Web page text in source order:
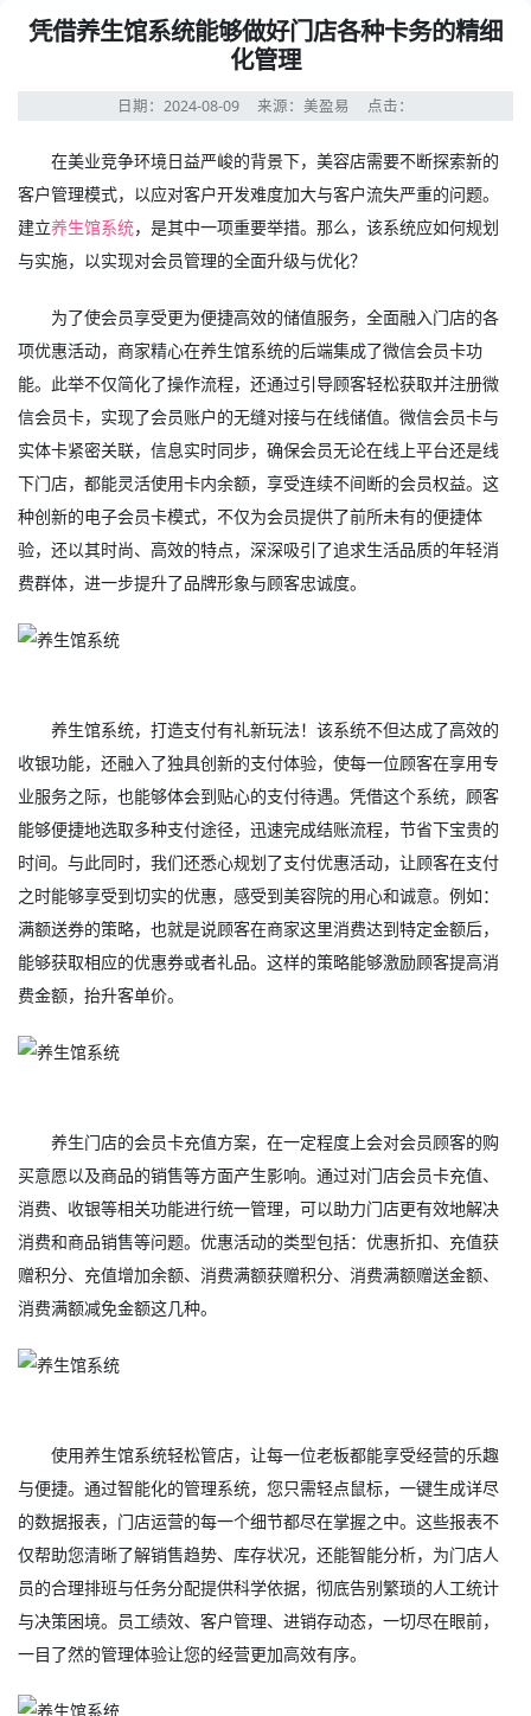
凭借养生馆系统能够做好门店各种卡务的精细
化管理
日期：2024-08-09 来源：美盈易 点击：
在美业竞争环境日益严峻的背景下，美容店需要不断探索新的
客户管理模式，以应对客户开发难度加大与客户流失严重的问题。
建立养生馆系统，是其中一项重要举措。那么，该系统应如何规划
与实施，以实现对会员管理的全面升级与优化？
为了使会员享受更为便捷高效的储值服务，全面融入门店的各
项优惠活动，商家精心在养生馆系统的后端集成了微信会员卡功
能。此举不仅简化了操作流程，还通过引导顾客轻松获取并注册微
信会员卡，实现了会员账户的无缝对接与在线储值。微信会员卡与
实体卡紧密关联，信息实时同步，确保会员无论在线上平台还是线
下门店，都能灵活使用卡内余额，享受连续不间断的会员权益。这
种创新的电子会员卡模式，不仅为会员提供了前所未有的便捷体
验，还以其时尚、高效的特点，深深吸引了追求生活品质的年轻消
费群体，进一步提升了品牌形象与顾客忠诚度。
养生馆系统，打造支付有礼新玩法！该系统不但达成了高效的
收银功能，还融入了独具创新的支付体验，使每一位顾客在享用专
业服务之际，也能够体会到贴心的支付待遇。凭借这个系统，顾客
能够便捷地选取多种支付途径，迅速完成结账流程，节省下宝贵的
时间。与此同时，我们还悉心规划了支付优惠活动，让顾客在支付
之时能够享受到切实的优惠，感受到美容院的用心和诚意。例如：
满额送券的策略，也就是说顾客在商家这里消费达到特定金额后，
能够获取相应的优惠券或者礼品。这样的策略能够激励顾客提高消
费金额，抬升客单价。
养生门店的会员卡充值方案，在一定程度上会对会员顾客的购
买意愿以及商品的销售等方面产生影响。通过对门店会员卡充值、
消费、收银等相关功能进行统一管理，可以助力门店更有效地解决
消费和商品销售等问题。优惠活动的类型包括：优惠折扣、充值获
赠积分、充值增加余额、消费满额获赠积分、消费满额赠送金额、
消费满额减免金额这几种。
使用养生馆系统轻松管店，让每一位老板都能享受经营的乐趣
与便捷。通过智能化的管理系统，您只需轻点鼠标，一键生成详尽
的数据报表，门店运营的每一个细节都尽在掌握之中。这些报表不
仅帮助您清晰了解销售趋势、库存状况，还能智能分析，为门店人
员的合理排班与任务分配提供科学依据，彻底告别繁琐的人工统计
与决策困境。员工绩效、客户管理、进销存动态，一切尽在眼前，
一目了然的管理体验让您的经营更加高效有序。